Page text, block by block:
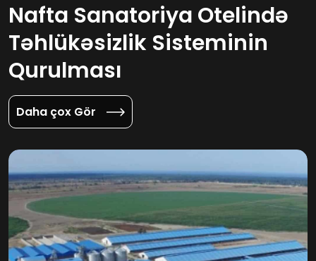
Nafta Sanatoriya Otelində
Təhlükəsizlik Sisteminin
Qurulması
Daha çox Gör